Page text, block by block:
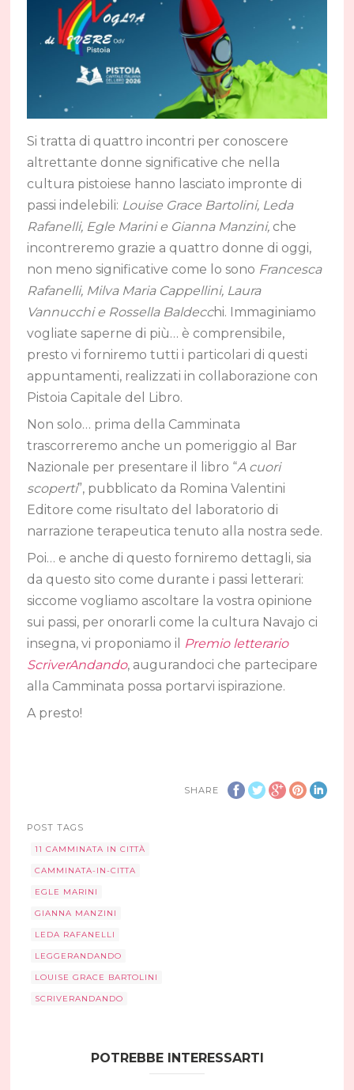
Si tratta di quattro incontri per conoscere
altrettante donne significative che nella
cultura pistoiese hanno lasciato impronte di
passi indelebili: Louise Grace Bartolini, Leda
Rafanelli, Egle Marini e Gianna Manzini, che
incontreremo grazie a quattro donne di oggi,
non meno significative come lo sono Francesca
Rafanelli, Milva Maria Cappellini, Laura
Vannucchi e Rossella Baldecchi. Immaginiamo
vogliate saperne di più… è comprensibile,
presto vi forniremo tutti i particolari di questi
appuntamenti, realizzati in collaborazione con
Pistoia Capitale del Libro.
Non solo… prima della Camminata
trascorreremo anche un pomeriggio al Bar
Nazionale per presentare il libro “A cuori
scoperti”, pubblicato da Romina Valentini
Editore come risultato del laboratorio di
narrazione terapeutica tenuto alla nostra sede.
Poi… e anche di questo forniremo dettagli, sia
da questo sito come durante i passi letterari:
siccome vogliamo ascoltare la vostra opinione
sui passi, per onorarli come la cultura Navajo ci
insegna, vi proponiamo il Premio letterario
ScriverAndando, augurandoci che partecipare
alla Camminata possa portarvi ispirazione.
A presto!
SHARE
POST TAGS
11 CAMMINATA IN CITTÀ
CAMMINATA-IN-CITTA
EGLE MARINI
GIANNA MANZINI
LEDA RAFANELLI
LEGGERANDANDO
LOUISE GRACE BARTOLINI
SCRIVERANDANDO
POTREBBE INTERESSARTI